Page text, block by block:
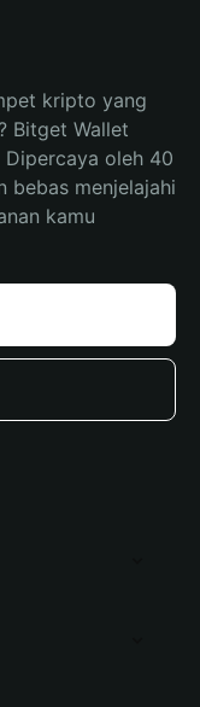
kripto yang
Bitget Wallet
oleh 40
bebas menjelajahi
kamu